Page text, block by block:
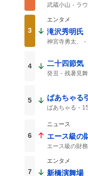
武蔵小山 ラ
Snow Manの
3
エンタメ
滝沢秀明氏
神宮寺勇太、
4 二十四節気
癸丑 残暑見
5 ばあちゃる
ばあちゃる
6
ニュース
エース級の
エース級の財
7
エンタメ
新橋演舞場